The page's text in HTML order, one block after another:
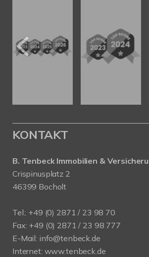
KONTAKT
B. Tenbeck Immobilien &
Crispinusplatz 2
46399 Bocholt
Tel.: +49 (0) 2871 / 23 98 70
Fax: +49 (0) 2871 / 23 98 777
E-Mail: info@tenbeck.de
Internet: www.tenbeck.de